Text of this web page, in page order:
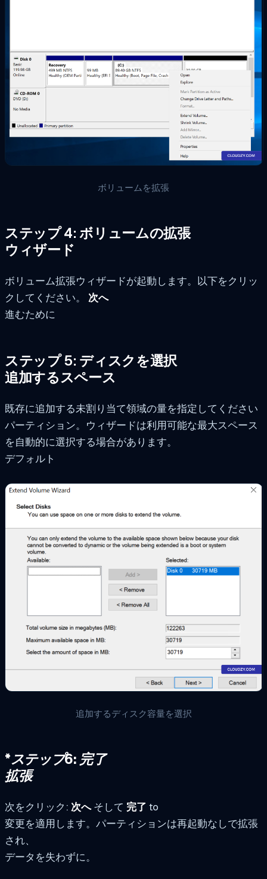
ボリュームを拡張
ステップ 4: ボリュームの拡張
ウィザード
ボリューム拡張ウィザードが起動します。以下をクリッ
クしてください。 次へ
進むために
ステップ 5: ディスクを選択
追加するスペース
既存に追加する未割り当て領域の量を指定してください
パーティション。ウィザードは利用可能な最大スペース
を自動的に選択する場合があります。
デフォルト
追加するディスク容量を選択
*ステップ6: 完了
拡張
次をクリック: 次へそして 完了 to
変更を適用します。パーティションは再起動なしで拡張
され、
データを失わずに。